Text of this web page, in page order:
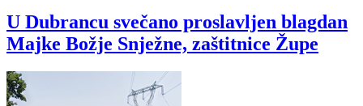
U Dubrancu svečano proslavljen blagdan
Majke Božje Snježne, zaštitnice Župe